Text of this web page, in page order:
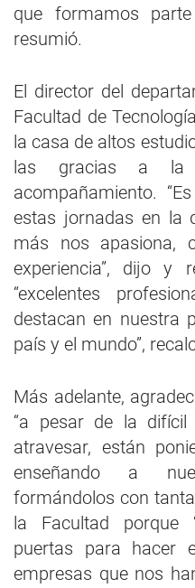
que formamos
resumió.
El director del
Facultad de
la casa de altos
las gracias a la
acompañamiento.
estas jornadas en la
más nos apasiona,
experiencia”, dijo y
“excelentes
destacan en nuestra
país y el mundo”,
Más adelante,
“a pesar de la
atravesar, están
enseñando a
formándolos con
la Facultad porque
puertas para hacer
empresas que nos